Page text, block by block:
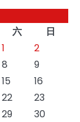
六
日
1
2
8
9
15
16
22
23
29
30